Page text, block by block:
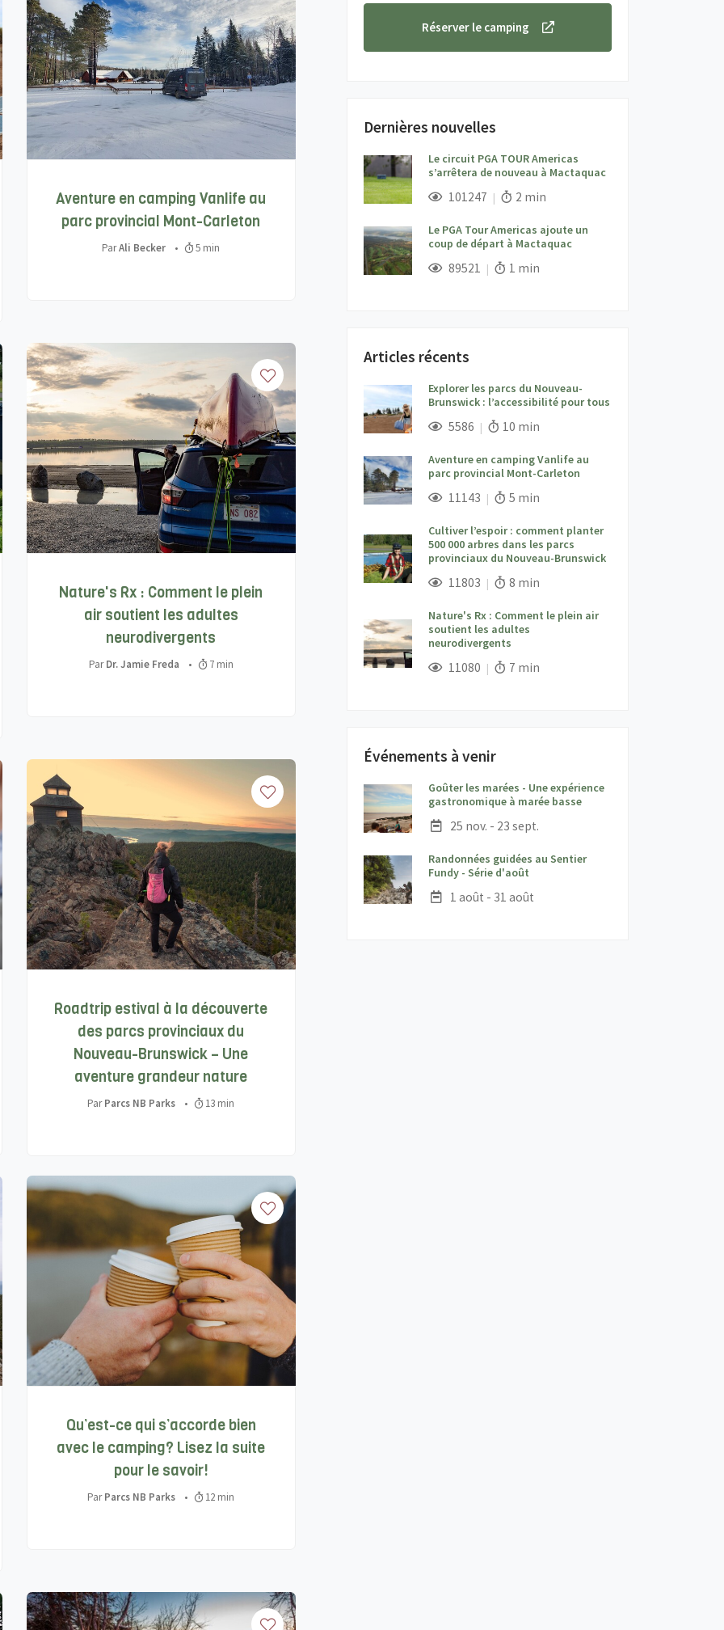
Aventure en camping Vanlife au
parc provincial Mont-Carleton
ParAli Becker • 5 min
Nature's Rx : Comment le plein
air soutient les adultes
neurodivergents
ParDr. Jamie Freda • 7 min
Roadtrip estival à la découverte
des parcs provinciaux du
Nouveau-Brunswick – Une
aventure grandeur nature
ParParcs NB Parks • 13 min
Qu’est-ce qui s’accorde bien
avec le camping? Lisez la suite
pour le savoir!
ParParcs NB Parks • 12 min
Réserver le camping
Dernières nouvelles
Le circuit PGA TOUR Americas
s’arrêtera de nouveau à Mactaquac
; 101247 Vues; Temps de lecture:
2 min
Le PGA Tour Americas ajoute un
coup de départ à Mactaquac
; 89521 Vues; Temps de lecture:
1 min
Articles récents
Explorer les parcs du Nouveau-
Brunswick : l’accessibilité pour tous
; 5586 Vues; Temps de lecture:
10 min
Aventure en camping Vanlife au
parc provincial Mont-Carleton
; 11143 Vues; Temps de lecture:
5 min
Cultiver l’espoir : comment planter
500 000 arbres dans les parcs
provinciaux du Nouveau-Brunswick
; 11803 Vues; Temps de lecture:
8 min
Nature's Rx : Comment le plein air
soutient les adultes
neurodivergents
; 11080 Vues; Temps de lecture:
7 min
Événements à venir
Goûter les marées - Une expérience
gastronomique à marée basse;
Date :
25 nov. - 23 sept.
Randonnées guidées au Sentier
Fundy - Série d'août
Date :
1 août - 31 août